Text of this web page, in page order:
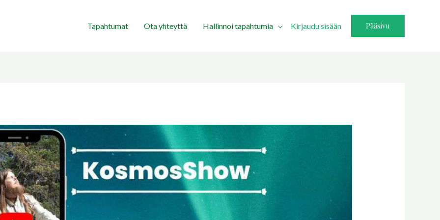
Tapahtumat
Ota yhteyttä Hallinnoi tapahtumia Kirjaudu sisään Pääsivu